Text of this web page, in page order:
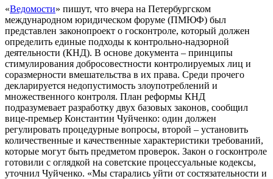
«Ведомости» пишут, что вчера на Петербургском
международном юридическом форуме (ПМЮФ) был
представлен законопроект о госконтроле, который должен
определить единые подходы к контрольно-надзорной
деятельности (КНД). В основе документа – принципы
стимулирования добросовестности контролируемых лиц и
соразмерности вмешательства в их права. Среди прочего
декларируется недопустимость злоупотреблений и
множественного контроля. План реформы КНД
подразумевает разработку двух базовых законов, сообщил
вице-премьер Константин Чуйченко: один должен
регулировать процедурные вопросы, второй – установить
количественные и качественные характеристики требований,
которые могут быть предметом проверок. Закон о госконтроле
готовили с оглядкой на советские процессуальные кодексы,
уточнил Чуйченко. «Мы старались уйти от состязательности и